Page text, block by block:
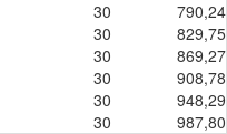
30
790,24
30
829,75
30
869,27
30
908,78
30
948,29
30 987,80